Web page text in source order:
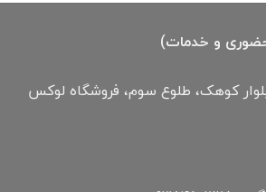
و خدمات)
کوهک، طلوع سوم، فروشگاه لوکس